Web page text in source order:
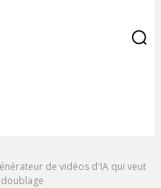
de vidéos d'IA qui veut